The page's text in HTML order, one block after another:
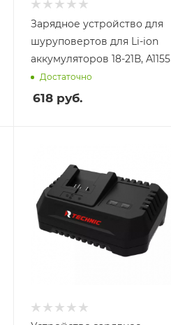
Зарядное устройство для
шуруповертов для Li-ion
аккумуляторов 18-21В, A1155
Достаточно
618 руб.